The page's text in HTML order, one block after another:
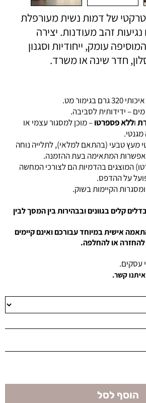
של דמות נשית מעורפלת
נגיעות זהב מעודנות. יצירה
עומק, ייחודיות וסגנון
חדר שינה או משרד.
מט.
– ידידותית לסביבה.
וללא פספרטו– מוכן למסגור עצמי או
מעץ טבעי (בהתאם למלאי), לתלייה נוחה
המתאימה בעת ההזמנה.
המוצגים בהדמיות הם לצורכי המחשה
על ההדפס.
הקיימות בשוק.
קלים בגוונים ובבהירות בין המסך לבין
אישית במיוחד עבורכם ואינם קיימים
להחזרה או להחלפה.
קשר.
הוסף לסל